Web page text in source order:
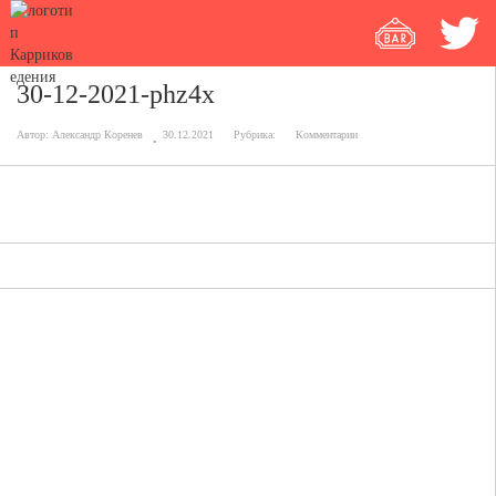
30-12-2021-phz4x
Автор: Александр Коренев 30.12.2021 Рубрика: Комментарии